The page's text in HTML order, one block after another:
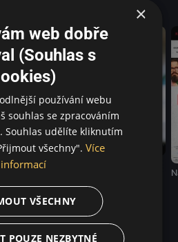
tomu, že se kolem nich všechno
×
web dobře
(Souhlas s
používání webu
souhlas se zpracováním
Souhlas udělíte kliknutím
všechny". Více
informací
VŠECHNY
POUZE NEZBYTNÉ